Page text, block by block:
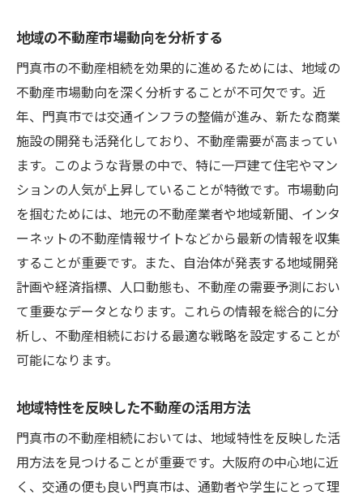
地域の不動産市場動向を分析する
門真市の不動産相続を効果的に進めるためには、地域の
不動産市場動向を深く分析することが不可欠です。近
年、門真市では交通インフラの整備が進み、新たな商業
施設の開発も活発化しており、不動産需要が高まってい
ます。このような背景の中で、特に一戸建て住宅やマン
ションの人気が上昇していることが特徴です。市場動向
を掴むためには、地元の不動産業者や地域新聞、インタ
ーネットの不動産情報サイトなどから最新の情報を収集
することが重要です。また、自治体が発表する地域開発
計画や経済指標、人口動態も、不動産の需要予測におい
て重要なデータとなります。これらの情報を総合的に分
析し、不動産相続における最適な戦略を設定することが
可能になります。
地域特性を反映した不動産の活用方法
門真市の不動産相続においては、地域特性を反映した活
用方法を見つけることが重要です。大阪府の中心地に近
く、交通の便も良い門真市は、通勤者や学生にとって理